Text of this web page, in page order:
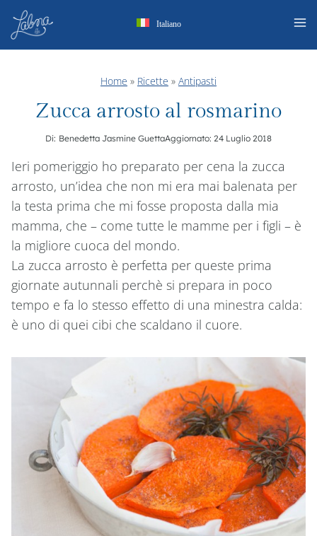
Salta
contenuto
Italiano
Home » Ricette » Antipasti
Zucca arrosto al rosmarino
Di: Benedetta Jasmine GuettaAggiornato: 24 Luglio 2018
Ieri pomeriggio ho preparato per cena la zucca
arrosto, un’idea che non mi era mai balenata per
la testa prima che mi fosse proposta dalla mia
mamma, che – come tutte le mamme per i figli – è
la migliore cuoca del mondo.
La zucca arrosto è perfetta per queste prima
giornate autunnali perchè si prepara in poco
tempo e fa lo stesso effetto di una minestra calda:
è uno di quei cibi che scaldano il cuore.